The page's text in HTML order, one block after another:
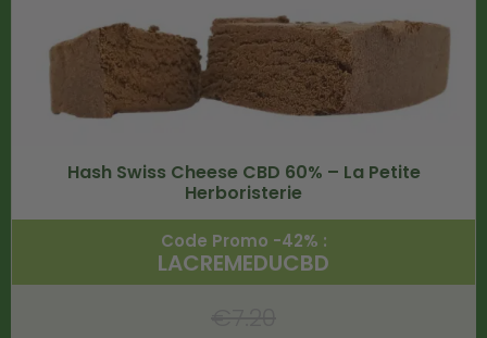
Hash Swiss Cheese CBD 60% – La Petite
Herboristerie
Code Promo -42% :
LACREMEDUCBD